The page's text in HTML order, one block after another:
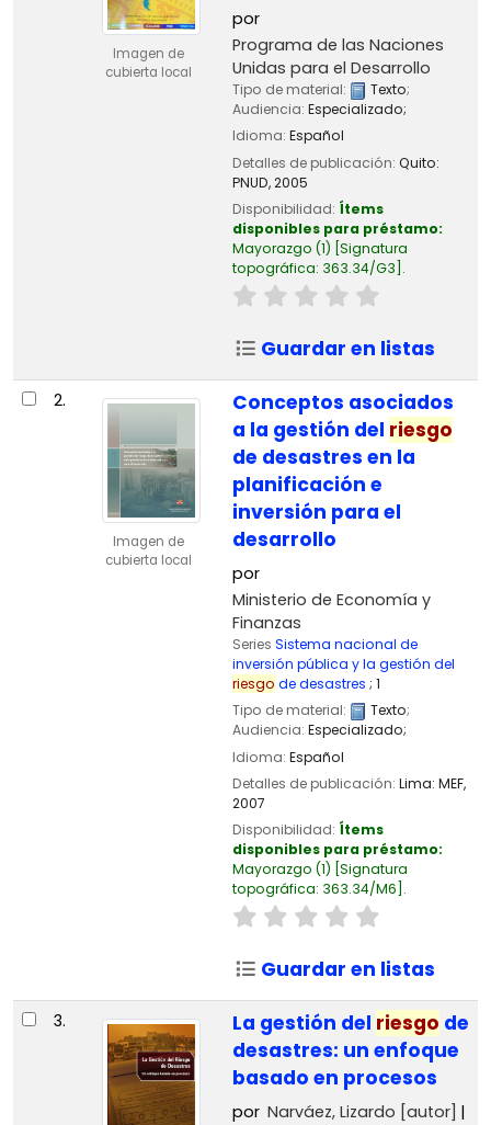
Imagen de
cubierta local
por
Programa de las Naciones
Unidas para el Desarrollo
Tipo de material: Texto;
Audiencia: Especializado;
Idioma: Español
Detalles de publicación: Quito:
PNUD,2005
Disponibilidad: Ítems
disponibles para préstamo:
Mayorazgo (1) Signatura
topográfica: 363.34/G3 .
Guardar en listas
2.
Imagen de
cubierta local
Conceptos asociados
a la gestión del riesgo
de desastres en la
planificación e
inversión para el
desarrollo
por
Ministerio de Economía y
Finanzas
Series Sistema nacional de
inversión pública y la gestión del
riesgo de desastres ; 1
Tipo de material:
Texto;
Audiencia: Especializado;
Idioma: Español
Detalles de publicación: Lima: MEF,
2007
Disponibilidad: Ítems
disponibles para préstamo:
Mayorazgo (1) Signatura
topográfica: 363.34/M6 .
Guardar en listas
3. La gestión del riesgo de
desastres: un enfoque
basado en procesos
por Narváez, Lizardo [autor]